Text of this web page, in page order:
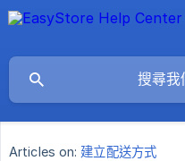
Articles on: 建立配送方式